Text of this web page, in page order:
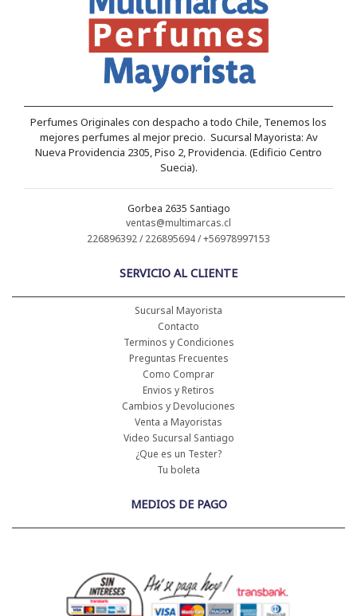
Perfumes Originales con despacho a todo Chile, Tenemos los
mejores perfumes al mejor precio. Sucursal Mayorista: Av
Nueva Providencia 2305, Piso 2, Providencia. (Edificio Centro
Suecia).
Gorbea 2635 Santiago
ventas@multimarcas.cl
226896392 / 226895694 / +56978997153
SERVICIO AL CLIENTE
Sucursal Mayorista
Contacto
Terminos y Condiciones
Preguntas Frecuentes
Como Comprar
Envios y Retiros
Cambios y Devoluciones
Venta a Mayoristas
Video Sucursal Santiago
¿Que es un Tester?
Tu boleta
MEDIOS DE PAGO